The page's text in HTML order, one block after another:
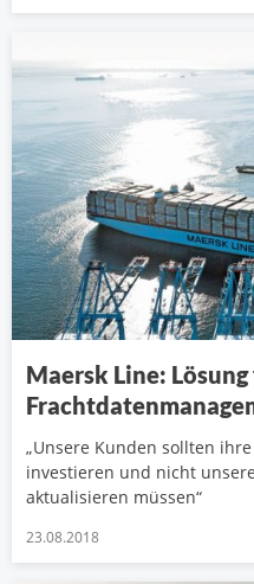
Maersk Line:
„Unsere Kunden sollten
investieren und nicht
aktualisieren müssen“
23.08.2018